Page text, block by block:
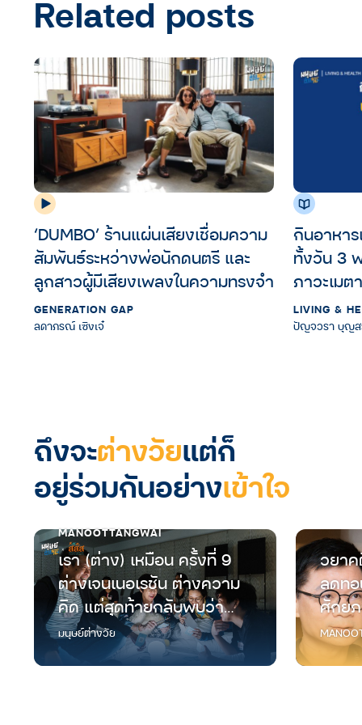
Related posts
‘DUMBO’ ร้านแผ่นเสียงเชื่อมความ
สัมพันธ์ระหว่างพ่อนักดนตรี และ
ลูกสาวผู้มีเสียงเพลงในความทรงจำ
GENERATION GAP
ลดาภรณ์ เซิงเจ๋
กินอาหา
ทั้งวัน 3
ภาวะเม
LIVING &
ปัญจวรา บุญส
ถึงจะต่างวัยแต่ก็
อยู่ร่วมกันอย่างเข้าใจ
MANOOTTANGWAI
เรา (ต่าง) เหมือน ครั้งที่ 9
ต่างเจนเนอเรชัน ต่างความ
คิด แต่สุดท้ายกลับพบว่า
“เราเหมือนกัน”
มนุษย์ต่างวัย
วยาค
ลดท
ศักย
มนุษย์